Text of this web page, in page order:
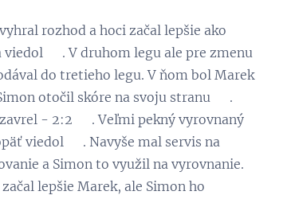
rozhod a hoci začal lepšie ako
👏. V druhom legu ale pre zmenu
do tretieho legu. V ňom bol Marek
otočil skóre na svoju stranu 😋.
- 2:2 😃. Veľmi pekný vyrovnaný
viedol 💪. Navyše mal servis na
a Simon to využil na vyrovnanie.
lepšie Marek, ale Simon ho